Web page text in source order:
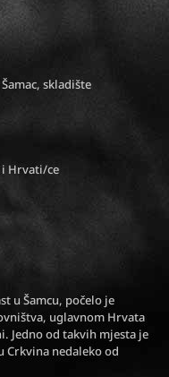
skladište
i Hrvati/ce
u Šamcu, počelo je
uglavnom Hrvata
Jedno od takvih mjesta je
Crkvina nedaleko od